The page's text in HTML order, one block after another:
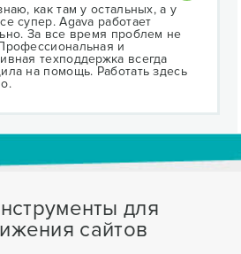
как там у остальных, а у
супер. Agava работает
За все время проблем не
и
техподдержка всегда
на помощь. Работать здесь
для
сайтов